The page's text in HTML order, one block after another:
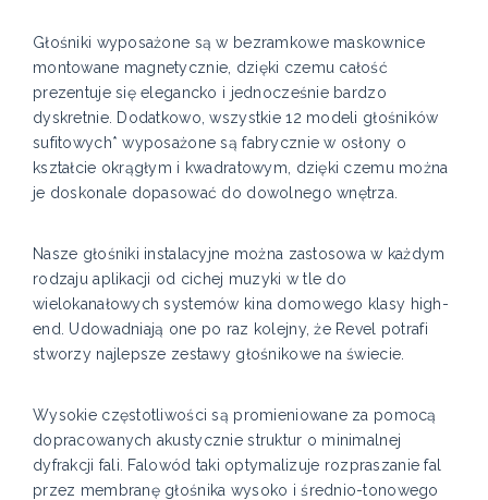
Głośniki wyposażone są w bezramkowe maskownice
montowane magnetycznie, dzięki czemu całość
prezentuje się elegancko i jednocześnie bardzo
dyskretnie. Dodatkowo, wszystkie 12 modeli głośników
sufitowych* wyposażone są fabrycznie w osłony o
kształcie okrągłym i kwadratowym, dzięki czemu można
je doskonale dopasować do dowolnego wnętrza.
Nasze głośniki instalacyjne można zastosowa w każdym
rodzaju aplikacji od cichej muzyki w tle do
wielokanałowych systemów kina domowego klasy high-
end. Udowadniają one po raz kolejny, że Revel potrafi
stworzy najlepsze zestawy głośnikowe na świecie.
Wysokie częstotliwości są promieniowane za pomocą
dopracowanych akustycznie struktur o minimalnej
dyfrakcji fali. Falowód taki optymalizuje rozpraszanie fal
przez membranę głośnika wysoko i średnio-tonowego